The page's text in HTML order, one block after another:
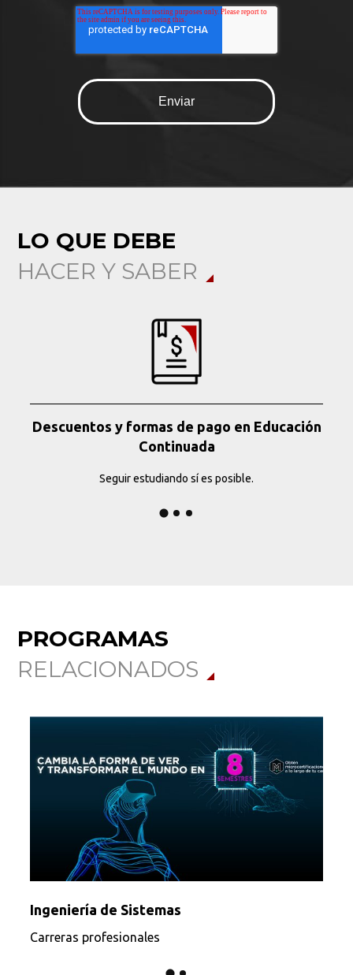
LO QUE DEBE
HACER Y SABER
Descuentos y formas de pago en Educación
Continuada
Seguir estudiando sí es posible.
PROGRAMAS
RELACIONADOS
Ingeniería de Sistemas
Carreras profesionales